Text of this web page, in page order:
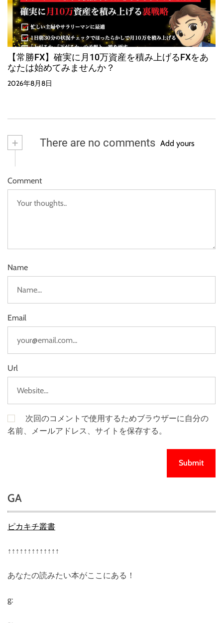
【常勝FX】確実に月10万資産を積み上げるFXをあ
なたは始めてみませんか？
2026年8月8日
+ There are no comments Add yours
Comment
Name
Email
Url
次回のコメントで使用するためブラウザーに自分の
名前、メールアドレス、サイトを保存する。
GA
ピカキチ叢書
↑↑↑↑↑↑↑↑↑↑↑↑↑
あなたの読みたい本がここにある！
g: